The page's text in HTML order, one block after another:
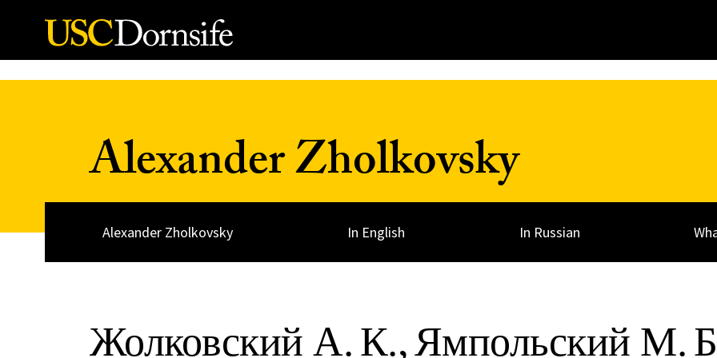
Skip to Content
Alexander Zholkovsky
Alexander Zholkovsky In English In Russian